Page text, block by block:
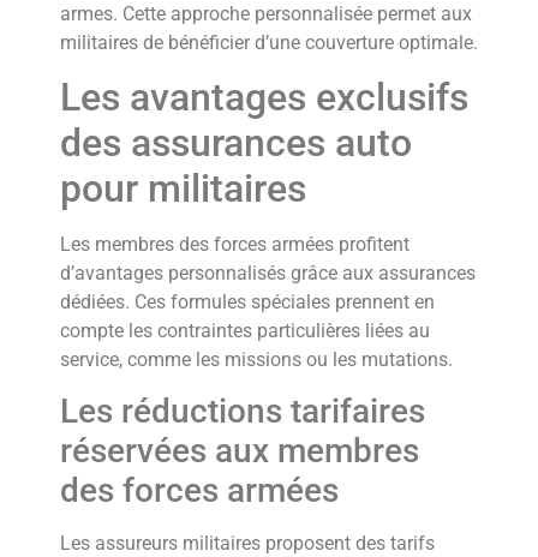
armes. Cette approche personnalisée permet aux
militaires de bénéficier d’une couverture optimale.
Les avantages exclusifs
des assurances auto
pour militaires
Les membres des forces armées profitent
d’avantages personnalisés grâce aux assurances
dédiées. Ces formules spéciales prennent en
compte les contraintes particulières liées au
service, comme les missions ou les mutations.
Les réductions tarifaires
réservées aux membres
des forces armées
Les assureurs militaires proposent des tarifs